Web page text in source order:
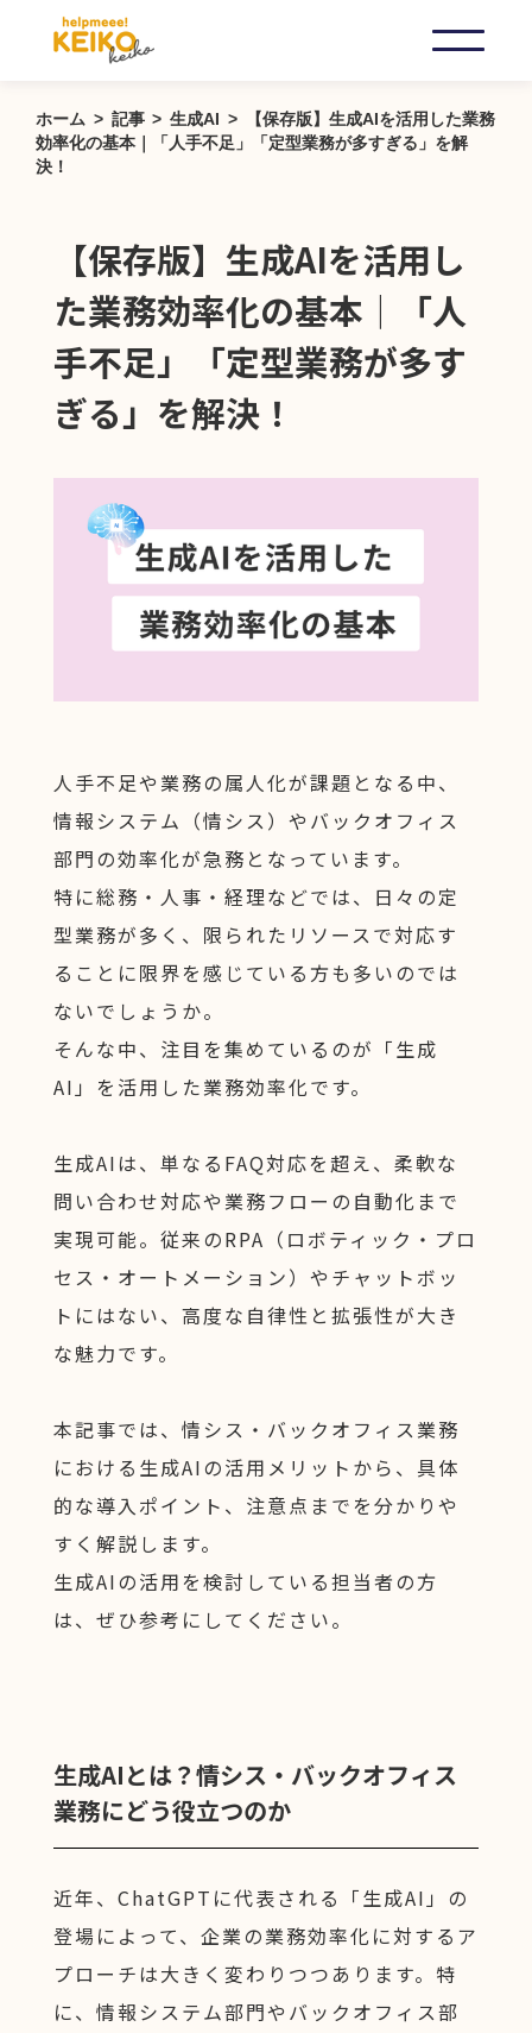
ホーム 記事 生成AI
【保存版】生成AIを活用した業務
効率化の基本｜「人手不足」「定型業務が多すぎる」を解
決！
【保存版】生成AIを活用し
た業務効率化の基本｜「人
手不足」「定型業務が多す
ぎる」を解決！
人手不足や業務の属人化が課題となる中、
情報システム（情シス）やバックオフィス
部門の効率化が急務となっています。
特に総務・人事・経理などでは、日々の定
型業務が多く、限られたリソースで対応す
ることに限界を感じている方も多いのでは
ないでしょうか。
そんな中、注目を集めているのが「生成
AI」を活用した業務効率化です。
生成AIは、単なるFAQ対応を超え、柔軟な
問い合わせ対応や業務フローの自動化まで
実現可能。従来のRPA（ロボティック・プロ
セス・オートメーション）やチャットボッ
トにはない、高度な自律性と拡張性が大き
な魅力です。
本記事では、情シス・バックオフィス業務
における生成AIの活用メリットから、具体
的な導入ポイント、注意点までを分かりや
すく解説します。
生成AIの活用を検討している担当者の方
は、ぜひ参考にしてください。
生成AIとは？情シス・バックオフィス
業務にどう役立つのか
近年、ChatGPTに代表される「生成AI」の
登場によって、企業の業務効率化に対するア
プローチは大きく変わりつつあります。特
に、情報システム部門やバックオフィス部